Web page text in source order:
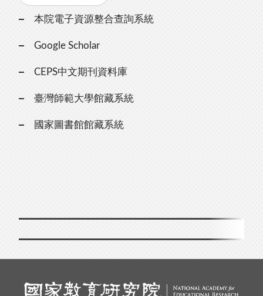
本院電子資源整合查詢系統
Google Scholar
CEPS中文期刊資料庫
臺灣師範大學館藏系統
國家圖書館館藏系統